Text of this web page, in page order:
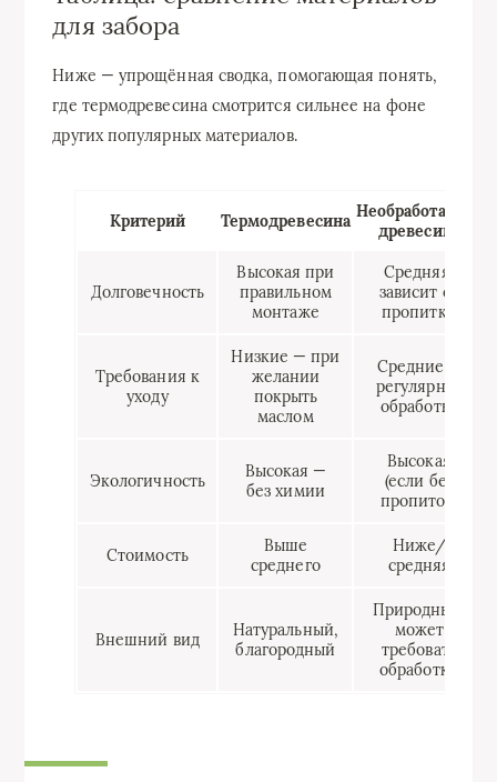
для забора
Ниже — упрощённая сводка, помогающая понять,
где термодревесина смотрится сильнее на фоне
других популярных материалов.
Критерий Термодревесина Необработанная
древесина
Долговечность
Высокая при
правильном
монтаже
Средняя,
зависит от
пропитки
Требования к
уходу
Низкие — при
желании
покрыть
маслом
Средние —
регулярная
обработка
Экологичность
Высокая —
без химии
Высокая
(если без
пропиток)
Стоимость
Выше
среднего
Ниже/
средняя
Внешний вид
Натуральный,
благородный
Природный,
может
требовать
обработки